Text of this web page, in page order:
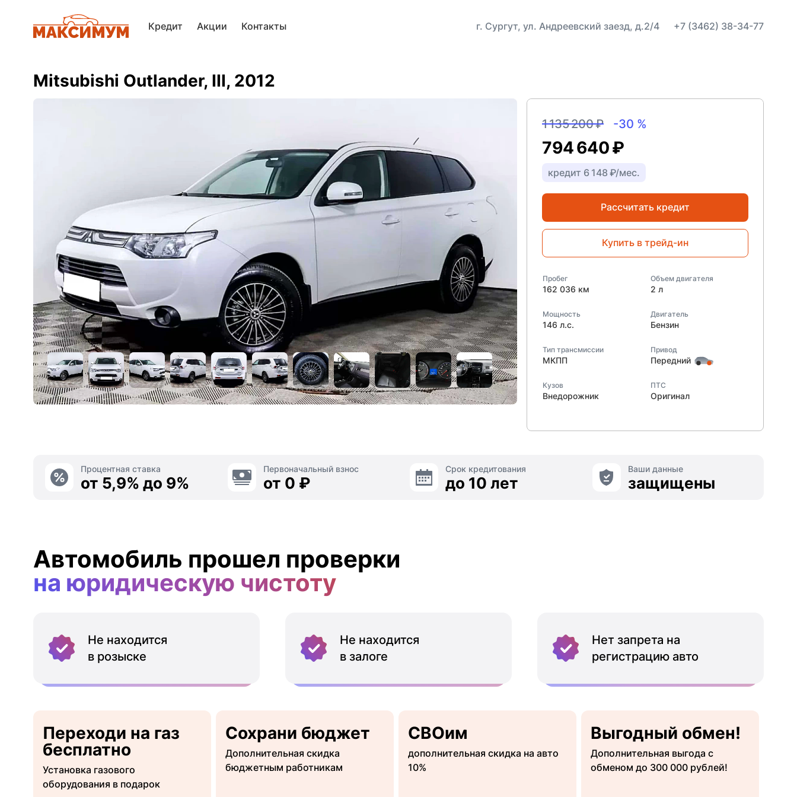
Кредит Акции Контакты г. Сургут, ул. Андреевский заезд, д.2/4 +7 (3462) 38-34-77
Mitsubishi Outlander, III, 2012
1 135 200 ₽ -30 %
794 640 ₽
кредит 6 148 ₽/мес.
Рассчитать кредит
Купить в трейд-ин
Пробег
162 036 км
Объем двигателя
2 л
Мощность
146 л.с.
Двигатель
Бензин
Тип трансмиссии
МКПП
Привод
Передний
Кузов
Внедорожник
ПТС
Оригинал
Процентная ставка
от 5,9% до 9%
Первоначальный взнос
от 0 ₽
Срок кредитования
до 10 лет
Ваши данные
защищены
Автомобиль прошел проверки
на юридическую чистоту
Не находится
в розыске
Не находится
в залоге
Нет запрета на
регистрацию авто
Переходи на газ
бесплатно
Установка газового
оборудования в подарок
Сохрани бюджет
Дополнительная скидка
бюджетным работникам
СВОим
дополнительная скидка на авто
10%
Выгодный обмен!
Дополнительная выгода с
обменом до 300 000 рублей!